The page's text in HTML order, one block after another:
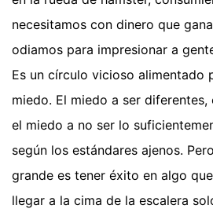
necesitamos con dinero que
odiamos para impresionar a
Es un círculo vicioso alimentado
miedo. El miedo a ser
el miedo a no ser lo
según los estándares ajenos.
grande es tener éxito en algo
llegar a la cima de la escalera